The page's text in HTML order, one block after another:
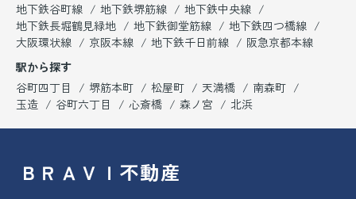
地下鉄谷町線
地下鉄堺筋線
地下鉄中央線
地下鉄長堀鶴見緑地
地下鉄御堂筋線
地下鉄四つ橋線
大阪環状線
京阪本線 地下鉄千日前線
阪急京都本線
駅から探す
谷町四丁目
堺筋本町 松屋町 天満橋
南森町
玉造
谷町六丁目 心斎橋 森ノ宮 北浜
ＢＲＡＶＩ不動産